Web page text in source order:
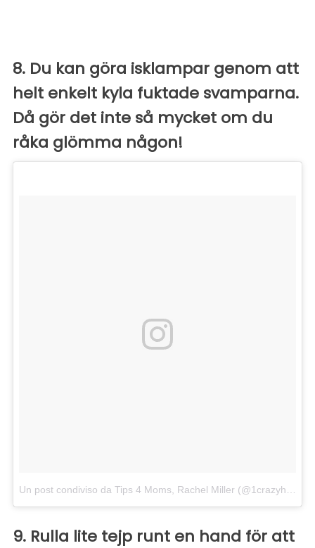
8. Du kan göra isklampar genom att
helt enkelt kyla fuktade svamparna.
Då gör det inte så mycket om du
råka glömma någon!
9. Rulla lite tejp runt en hand för att